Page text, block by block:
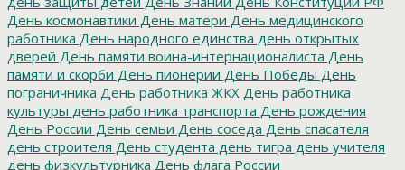
День космонавтики День матери День медицинского
работника День народного единства день открытых
дверей День памяти воина-интернационалиста День
памяти и скорби День пионерии День Победы День
пограничника День работника ЖКХ День работника
культуры день работника транспорта День рождения
День России День семьи День соседа День спасателя
день строителя День студента день тигра день учителя
день физкультурника День флага России